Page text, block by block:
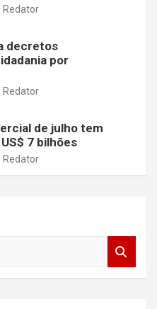
Redator
decretos
por
Redator
de julho tem
7 bilhões
Redator